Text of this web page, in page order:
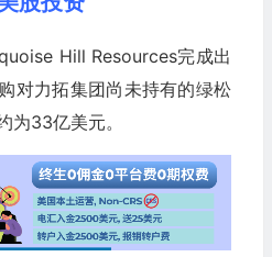
Hill Resources完成出
对力拓集团尚未持有的绿松
为33亿美元。